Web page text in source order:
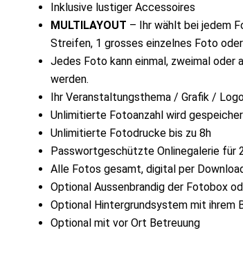
Inklusive lustiger Accessoires
MULTILAYOUT – Ihr wählt bei jedem
Streifen, 1 grosses einzelnes Foto
Jedes Foto kann einmal, zweimal
werden.
Ihr Veranstaltungsthema / Grafik /
Unlimitierte Fotoanzahl wird
Unlimitierte Fotodrucke bis zu 8h
Passwortgeschützte Onlinegalerie für
Alle Fotos gesamt, digital per
Optional Aussenbrandig der Fotobox
Optional Hintergrundsystem mit ihrem
Optional mit vor Ort Betreuung